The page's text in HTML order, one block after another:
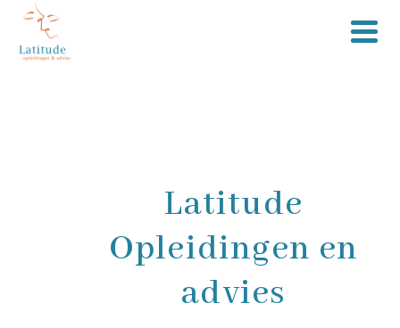
Latitude
Opleidingen en
advies